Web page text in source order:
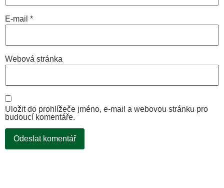
E-mail *
Webová stránka
Uložit do prohlížeče jméno, e-mail a webovou stránku pro
budoucí komentáře.